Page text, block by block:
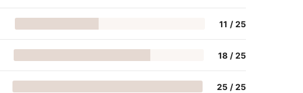
11 / 25
18 / 25
25 / 25